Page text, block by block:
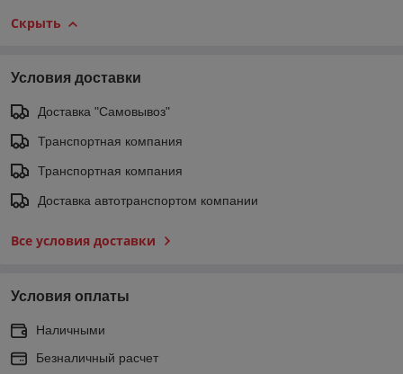
Скрыть
Условия доставки
Доставка "Самовывоз"
Транспортная компания
Транспортная компания
Доставка автотранспортом компании
Все условия доставки
Условия оплаты
Наличными
Безналичный расчет